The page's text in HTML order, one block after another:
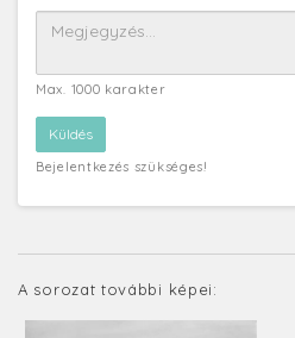
Max. 1000 karakter
Bejelentkezés szükséges!
A sorozat további képei: